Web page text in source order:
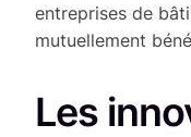
entreprises de
mutuellement
Les